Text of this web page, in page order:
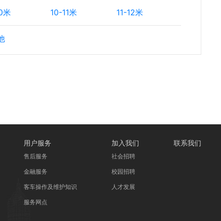
米 10-11米 11-12米
用户服务
售后服务
金融服务
客车操作及维护知识
服务网点
加入我们
社会招聘
校园招聘
人才发展
联系我们